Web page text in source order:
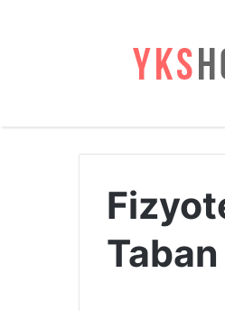
Taban